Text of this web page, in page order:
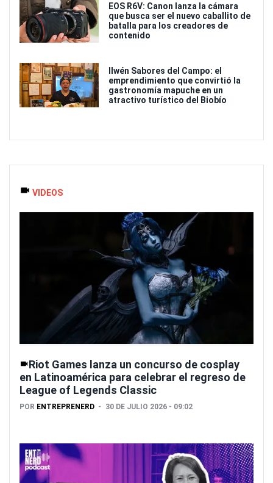
EOS R6V: Canon lanza la cámara
que busca ser el nuevo caballito de
batalla para los creadores de
contenido
Ilwén Sabores del Campo: el
emprendimiento que convirtió la
gastronomía mapuche en un
atractivo turístico del Biobío
VIDEOS
Riot Games lanza un concurso de cosplay
en Latinoamérica para celebrar el regreso de
League of Legends Classic
POR ENTREPRENERD 30 DE JULIO 2026 - 09:02